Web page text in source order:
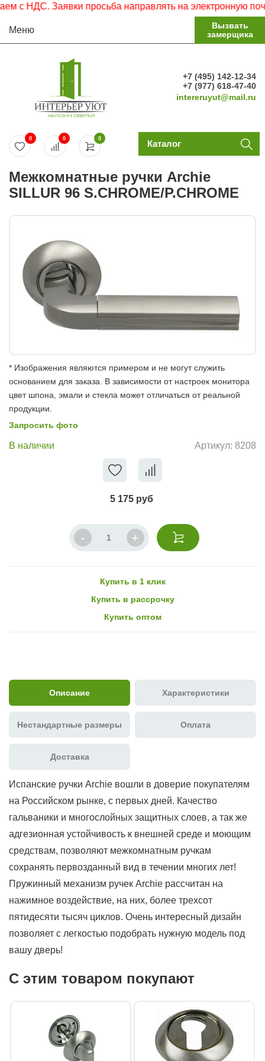
НДС. Заявки просьба направлять на электронную почту.
Меню
Вызвать
замерщика
+7 (495) 142-12-34
+7 (977) 618-47-40
intereruyut@mail.ru
0
0 0 Каталог
Межкомнатные ручки Archie
SILLUR 96 S.CHROME/P.CHROME
* Изображения являются примером и не могут служить
основанием для заказа. В зависимости от настроек монитора
цвет шпона, эмали и стекла может отличаться от реальной
продукции.
Запросить фото
В наличии Артикул: 8208
5 175 руб
Купить в 1 клик
Купить в рассрочку
Купить оптом
Описание Характеристики
Нестандартные размеры Оплата
Доставка
Испанские ручки Archie вошли в доверие покупателям
на Российском рынке, с первых дней. Качество
гальваники и многослойных защитных слоев, а так же
адгезионная устойчивость к внешней среде и моющим
средствам, позволяют межкомнатным ручкам
сохранять первозданный вид в течении многих лет!
Пружинный механизм ручек Archie рассчитан на
нажимное воздействие, на них, более трехсот
пятидесяти тысяч циклов. Очень интересный дизайн
позволяет с легкостью подобрать нужную модель под
вашу дверь!
С этим товаром покупают